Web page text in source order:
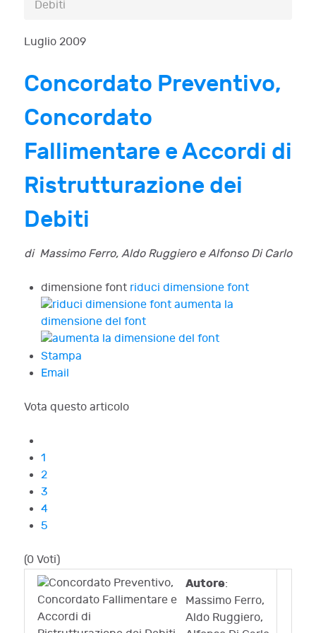
Debiti
Luglio 2009
Concordato Preventivo,
Concordato
Fallimentare e Accordi di
Ristrutturazione dei
Debiti
di Massimo Ferro, Aldo Ruggiero e Alfonso Di Carlo
dimensione font riduci dimensione font
aumenta la
dimensione del font
Stampa
Email
Vota questo articolo
1
2
3
4
5
(0 Voti)
Autore:
Massimo Ferro,
Aldo Ruggiero,